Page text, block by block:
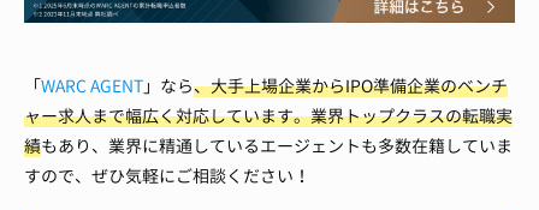
「WARC AGENT 」なら、大手上場企業からIPO準備企業のベンチ
ャー求人まで幅広く対応しています。業界トップクラスの転職実
績もあり、業界に精通しているエージェントも多数在籍していま
すので、ぜひ気軽にご相談ください！